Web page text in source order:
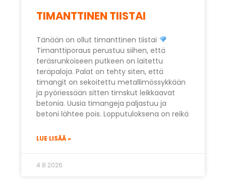
TIMANTTINEN TIISTAI
Tänään on ollut timanttinen tiistai
Timanttiporaus perustuu siihen, että
teräsrunkoiseen putkeen on laitettu
teräpaloja. Palat on tehty siten, että
timangit on sekoitettu metallimössykkään
ja pyöriessään sitten timskut leikkaavat
betonia. Uusia timangeja paljastuu ja
betoni lähtee pois. Lopputuloksena on reikä
LUE LISÄÄ »
4.8.2026